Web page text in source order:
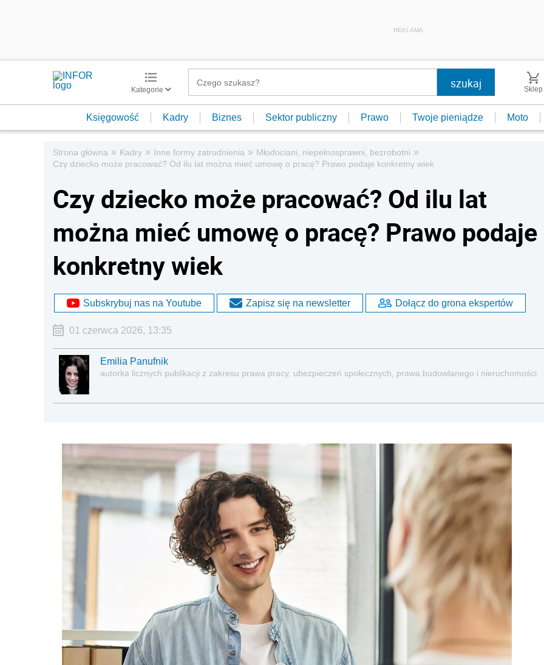
REKLAMA
Kategorie Sklep
Księgowość Kadry Biznes Sektor publiczny Prawo Twoje pieniądze Moto
Strona główna » Kadry » Inne formy zatrudnienia » Młodociani, niepełnosprawni, bezrobotni »
Czy dziecko może pracować? Od ilu lat można mieć umowę o pracę? Prawo podaje konkretny wiek
Czy dziecko może pracować? Od ilu lat
można mieć umowę o pracę? Prawo podaje
konkretny wiek
Subskrybuj nas na Youtube Zapisz się na newsletter Dołącz do grona ekspertów
01 czerwca 2026, 13:35
Emilia Panufnik
autorka licznych publikacji z zakresu prawa pracy, ubezpieczeń społecznych, prawa budowlanego i nieruchomości